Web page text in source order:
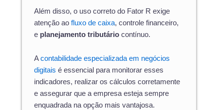
Além disso, o uso correto do Fator R exige
atenção ao fluxo de caixa, controle financeiro,
e planejamento tributário contínuo.
Acontabilidade especializada em negócios
digitais é essencial para monitorar esses
indicadores, realizar os cálculos corretamente
e assegurar que a empresa esteja sempre
enquadrada na opção mais vantajosa.